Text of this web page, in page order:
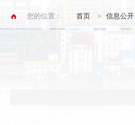
您的位置： 首页 > 信息公开